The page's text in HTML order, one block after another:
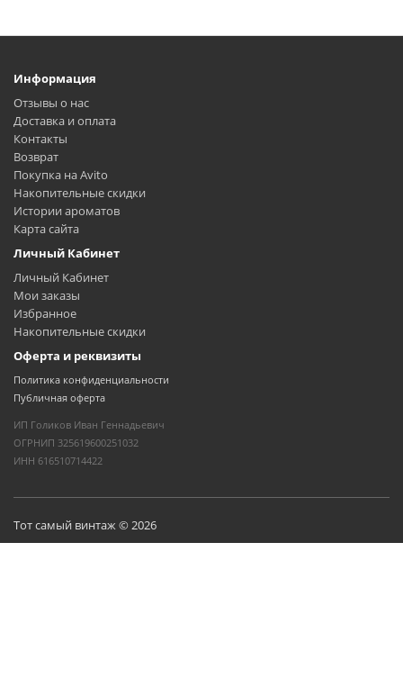
Информация
Отзывы о нас
Доставка и оплата
Контакты
Возврат
Покупка на Avito
Накопительные скидки
Истории ароматов
Карта сайта
Личный Кабинет
Личный Кабинет
Мои заказы
Избранное
Накопительные скидки
Оферта и реквизиты
Политика конфиденциальности
Публичная оферта
ИП Голиков Иван Геннадьевич
ОГРНИП 325619600251032
ИНН 616510714422
Тот самый винтаж © 2026